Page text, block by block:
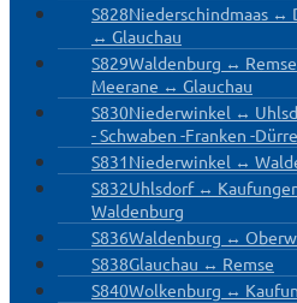
S828Niederschindmaas ↔
↔ Glauchau
S829Waldenburg ↔
Meerane ↔ Glauchau
S830Niederwinkel ↔
- Schwaben -Franken -
S831Niederwinkel ↔
S832Uhlsdorf ↔
Waldenburg
S836Waldenburg ↔
S838Glauchau ↔ Remse
S840Wolkenburg ↔